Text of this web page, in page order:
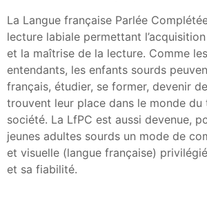
La Langue française Parlée
lecture labiale permettant
et la maîtrise de la lecture. Comme
entendants, les enfants sourds
français, étudier, se former, devenir
trouvent leur place dans le monde du
société. La LfPC est aussi devenue,
jeunes adultes sourds un mode de
et visuelle (langue française)
et sa fiabilité.